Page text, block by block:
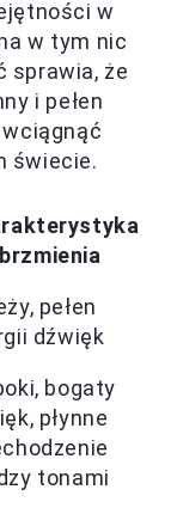
w
w tym nic
sprawia, że
i pełen
świecie.
brzmienia
pełen
dźwięk
bogaty
płynne
tonami